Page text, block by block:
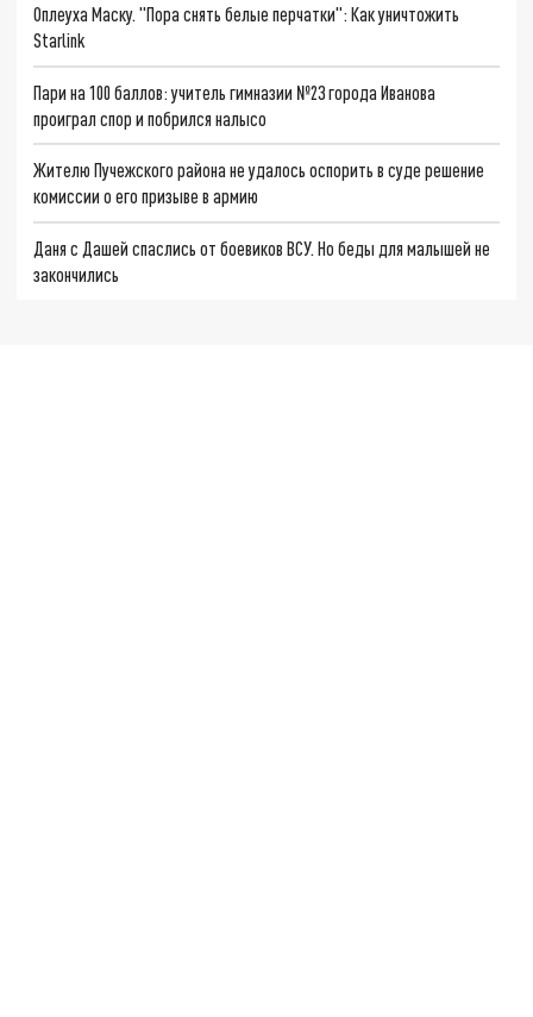
Оплеуха Маску. "Пора снять белые перчатки": Как уничтожить
Starlink
Пари на 100 баллов: учитель гимназии №23 города Иванова
проиграл спор и побрился налысо
Жителю Пучежского района не удалось оспорить в суде решение
комиссии о его призыве в армию
Даня с Дашей спаслись от боевиков ВСУ. Но беды для малышей не
закончились